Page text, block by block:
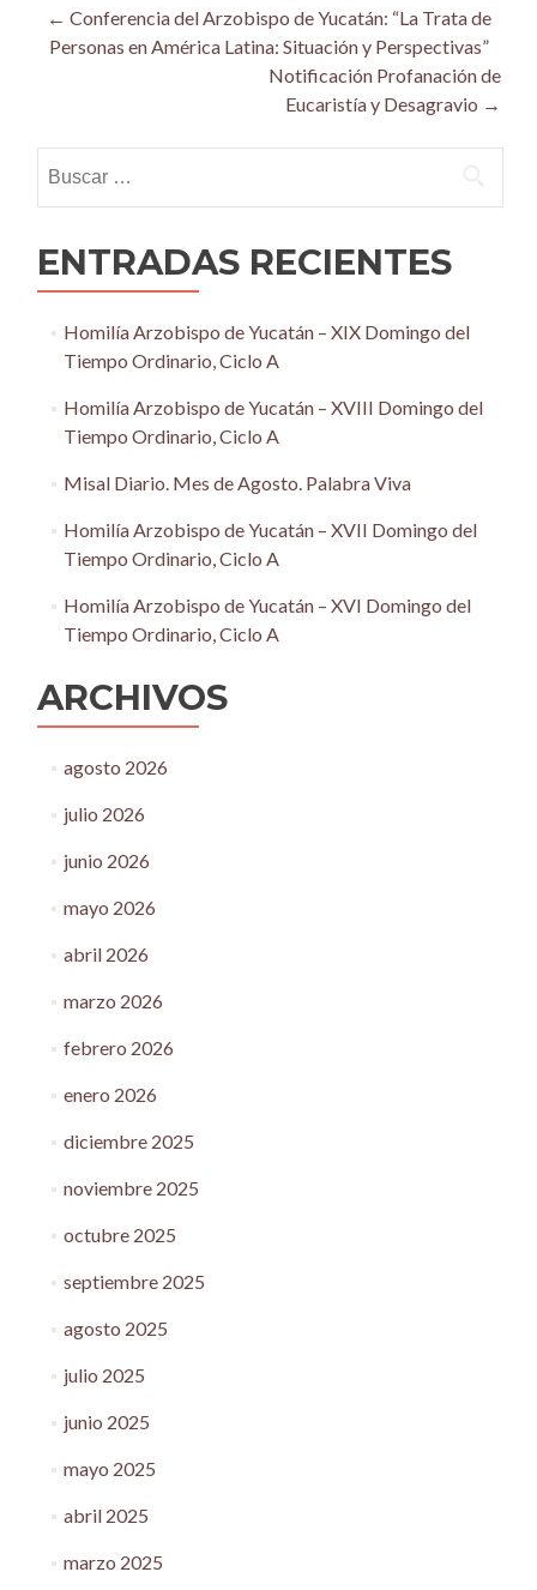
Post
navigation
← Conferencia del Arzobispo de Yucatán: “La Trata de
Personas en América Latina: Situación y Perspectivas”
Notificación Profanación de
Eucaristía y Desagravio →
ENTRADAS RECIENTES
Homilía Arzobispo de Yucatán – XIX Domingo del
Tiempo Ordinario, Ciclo A
Homilía Arzobispo de Yucatán – XVIII Domingo del
Tiempo Ordinario, Ciclo A
Misal Diario. Mes de Agosto. Palabra Viva
Homilía Arzobispo de Yucatán – XVII Domingo del
Tiempo Ordinario, Ciclo A
Homilía Arzobispo de Yucatán – XVI Domingo del
Tiempo Ordinario, Ciclo A
ARCHIVOS
agosto 2026
julio 2026
junio 2026
mayo 2026
abril 2026
marzo 2026
febrero 2026
enero 2026
diciembre 2025
noviembre 2025
octubre 2025
septiembre 2025
agosto 2025
julio 2025
junio 2025
mayo 2025
abril 2025
marzo 2025